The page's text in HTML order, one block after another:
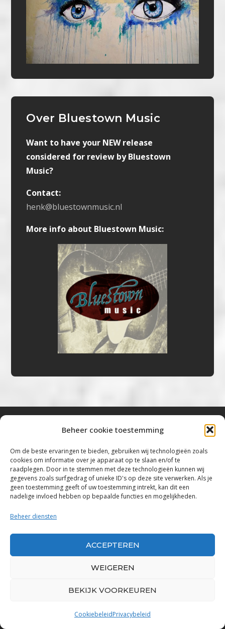
Beheer cookie toestemming
Om de beste ervaringen te bieden, gebruiken wij technologieën zoals
cookies om informatie over je apparaat op te slaan en/of te
raadplegen. Door in te stemmen met deze technologieën kunnen wij
gegevens zoals surfgedrag of unieke ID's op deze site verwerken. Als je
geen toestemming geeft of uw toestemming intrekt, kan dit een
nadelige invloed hebben op bepaalde functies en mogelijkheden.
Beheer diensten
ACCEPTEREN
WEIGEREN
BEKIJK VOORKEUREN
CookiebeleidPrivacybeleid
Over Bluestown Music
Want to have your NEW release
considered for review by Bluestown
Music?
Contact:
henk@bluestownmusic.nl
More info about Bluestown Music:
“Voor de mooiste Blues, Rock, Roots &
Americana”
Copyright 2019 – 2026 Bluestown Music – All